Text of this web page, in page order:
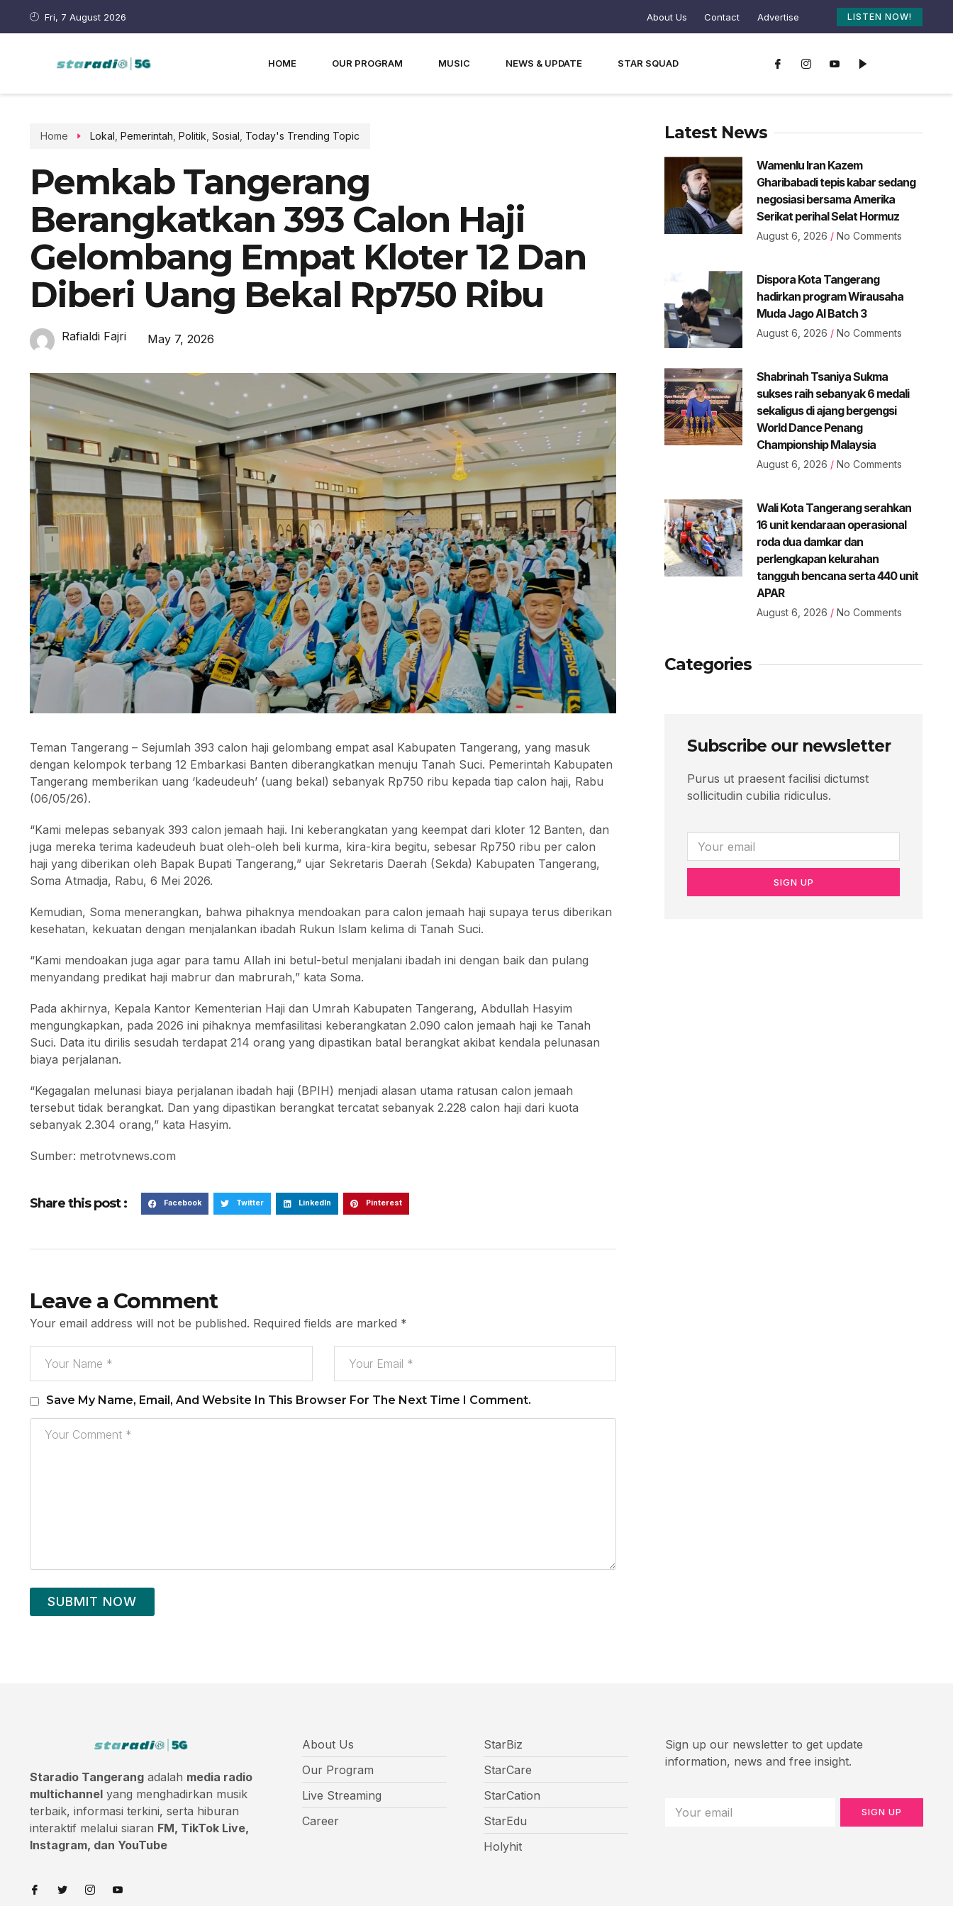
Fri, 7 August 2026 About Us Contact Advertise LISTEN NOW!
HOME OUR PROGRAM MUSIC NEWS & UPDATE STAR SQUAD
Home Lokal Pemerintah Politik Sosial Today's Trending Topic
Pemkab Tangerang
Berangkatkan 393 Calon Haji
Gelombang Empat Kloter 12 Dan
Diberi Uang Bekal Rp750 Ribu
Rafialdi Fajri May 7, 2026
Teman Tangerang – Sejumlah 393 calon haji gelombang empat asal Kabupaten Tangerang, yang masuk
dengan kelompok terbang 12 Embarkasi Banten diberangkatkan menuju Tanah Suci. Pemerintah Kabupaten
Tangerang memberikan uang ‘kadeudeuh’ (uang bekal) sebanyak Rp750 ribu kepada tiap calon haji, Rabu
(06/05/26).
“Kami melepas sebanyak 393 calon jemaah haji. Ini keberangkatan yang keempat dari kloter 12 Banten, dan
juga mereka terima kadeudeuh buat oleh-oleh beli kurma, kira-kira begitu, sebesar Rp750 ribu per calon
haji yang diberikan oleh Bapak Bupati Tangerang,” ujar Sekretaris Daerah (Sekda) Kabupaten Tangerang,
Soma Atmadja, Rabu, 6 Mei 2026.
Kemudian, Soma menerangkan, bahwa pihaknya mendoakan para calon jemaah haji supaya terus diberikan
kesehatan, kekuatan dengan menjalankan ibadah Rukun Islam kelima di Tanah Suci.
“Kami mendoakan juga agar para tamu Allah ini betul-betul menjalani ibadah ini dengan baik dan pulang
menyandang predikat haji mabrur dan mabrurah,” kata Soma.
Pada akhirnya, Kepala Kantor Kementerian Haji dan Umrah Kabupaten Tangerang, Abdullah Hasyim
mengungkapkan, pada 2026 ini pihaknya memfasilitasi keberangkatan 2.090 calon jemaah haji ke Tanah
Suci. Data itu dirilis sesudah terdapat 214 orang yang dipastikan batal berangkat akibat kendala pelunasan
biaya perjalanan.
“Kegagalan melunasi biaya perjalanan ibadah haji (BPIH) menjadi alasan utama ratusan calon jemaah
tersebut tidak berangkat. Dan yang dipastikan berangkat tercatat sebanyak 2.228 calon haji dari kuota
sebanyak 2.304 orang,” kata Hasyim.
Sumber: metrotvnews.com
Share this post : Facebook Twitter LinkedIn Pinterest
Leave a Comment
Your email address will not be published. Required fields are marked *
Save My Name, Email, And Website In This Browser For The Next Time I Comment.
SUBMIT NOW
Latest News
Wamenlu Iran Kazem
Gharibabadi tepis kabar sedang
negosiasi bersama Amerika
Serikat perihal Selat Hormuz
August 6, 2026 No Comments
Dispora Kota Tangerang
hadirkan program Wirausaha
Muda Jago AI Batch 3
August 6, 2026 No Comments
Shabrinah Tsaniya Sukma
sukses raih sebanyak 6 medali
sekaligus di ajang bergengsi
World Dance Penang
Championship Malaysia
August 6, 2026 No Comments
Wali Kota Tangerang serahkan
16 unit kendaraan operasional
roda dua damkar dan
perlengkapan kelurahan
tangguh bencana serta 440 unit
APAR
August 6, 2026 No Comments
Categories
Subscribe our newsletter
Purus ut praesent facilisi dictumst
sollicitudin cubilia ridiculus.
SIGN UP
Staradio Tangerang adalah media radio
multichannel yang menghadirkan musik
terbaik, informasi terkini, serta hiburan
interaktif melalui siaran FM, TikTok Live,
Instagram, dan YouTube
About Us
Our Program
Live Streaming
Career
StarBiz
StarCare
StarCation
StarEdu
Holyhit
Sign up our newsletter to get update
information, news and free insight.
SIGN UP